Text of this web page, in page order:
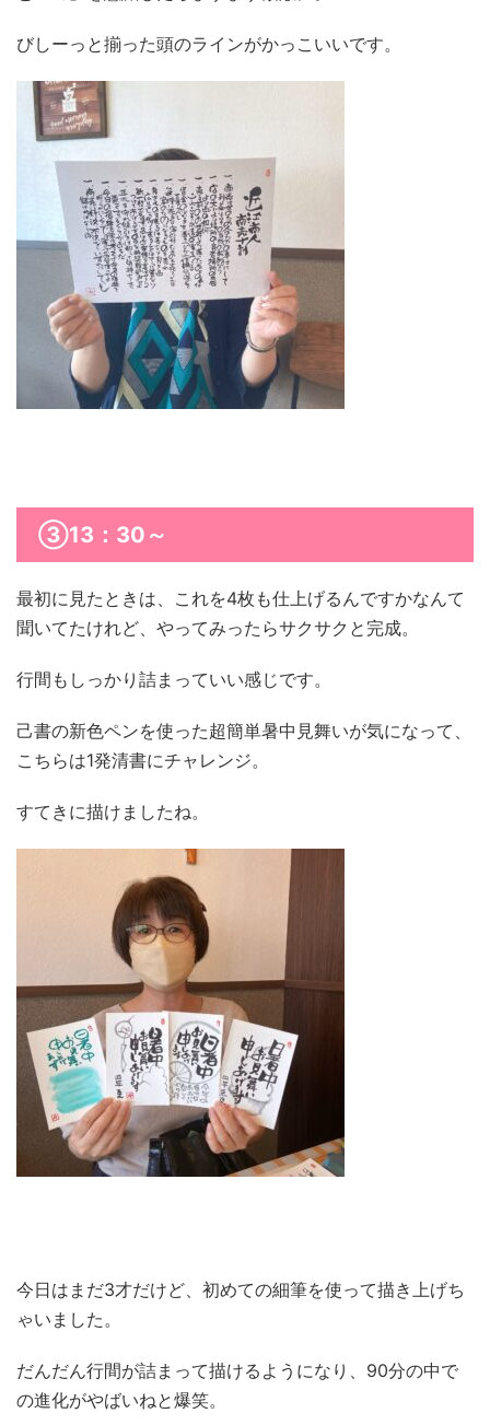
びしーっと揃った頭のラインがかっこいいです。
③13：30～
最初に見たときは、これを4枚も仕上げるんですかなんて
聞いてたけれど、やってみったらサクサクと完成。
行間もしっかり詰まっていい感じです。
己書の新色ペンを使った超簡単暑中見舞いが気になって、
こちらは1発清書にチャレンジ。
すてきに描けましたね。
今日はまだ3才だけど、初めての細筆を使って描き上げち
ゃいました。
だんだん行間が詰まって描けるようになり、90分の中で
の進化がやばいねと爆笑。